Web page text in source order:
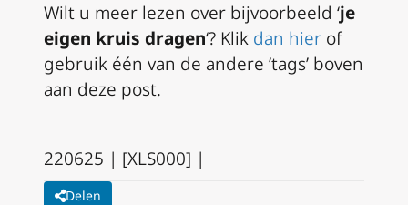
Wilt u meer lezen over bijvoorbeeld ‘je
eigen kruis dragen‘? Klik dan hier of
gebruik één van de andere ’tags’ boven
aan deze post.
220625 | [XLS000] |
Delen